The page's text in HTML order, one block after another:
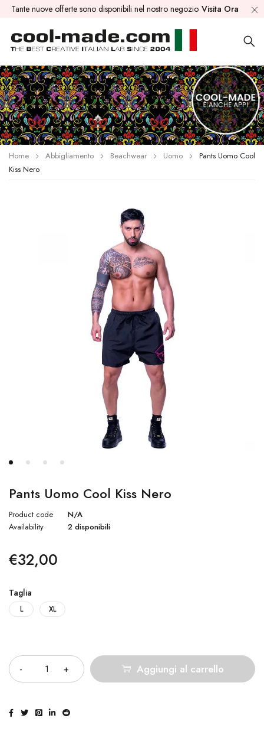
Tante nuove offerte sono disponibili nel nostro negozio Visita Ora
Home Abbigliamento Beachwear Uomo
Pants Uomo Cool
Kiss Nero
Pants Uomo Cool Kiss Nero
Product code
N/A
Availability
2 disponibili
€32,00
Taglia
L XL
Aggiungi al carrello